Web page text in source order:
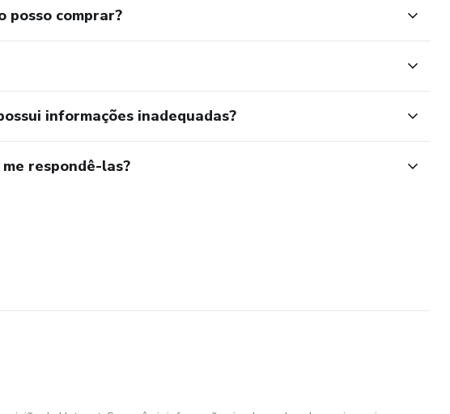
posso comprar?
informações inadequadas?
respondê-las?